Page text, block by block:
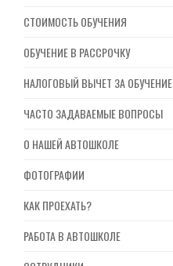
СТОИМОСТЬ ОБУЧЕНИЯ
ОБУЧЕНИЕ В РАССРОЧКУ
НАЛОГОВЫЙ ВЫЧЕТ ЗА ОБУЧЕНИЕ
ЧАСТО ЗАДАВАЕМЫЕ ВОПРОСЫ
О НАШЕЙ АВТОШКОЛЕ
ФОТОГРАФИИ
КАК ПРОЕХАТЬ?
РАБОТА В АВТОШКОЛЕ